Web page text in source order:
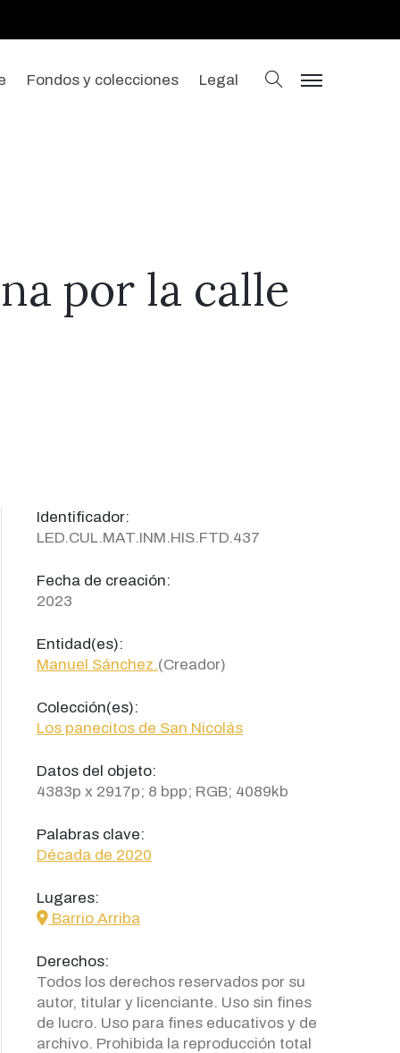
Fondos y colecciones Legal buscar
menu
por la calle
Identificador:
LED.CUL.MAT.INM.HIS.FTD.437
Fecha de creación:
2023
Entidad(es):
Manuel Sánchez.(Creador)
Colección(es):
Los panecitos de San Nicolás
Datos del objeto:
4383p x 2917p; 8 bpp; RGB; 4089kb
Palabras clave:
Década de 2020
Lugares:
icon
Barrio Arriba
Derechos:
Todos los derechos reservados por su
autor, titular y licenciante. Uso sin fines
de lucro. Uso para fines educativos y de
archivo. Prohibida la reproducción total